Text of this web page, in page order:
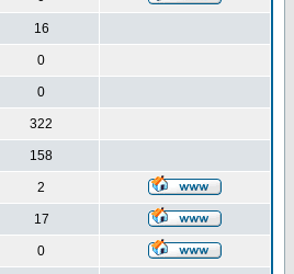
16
0
0
322
158
2
17
0